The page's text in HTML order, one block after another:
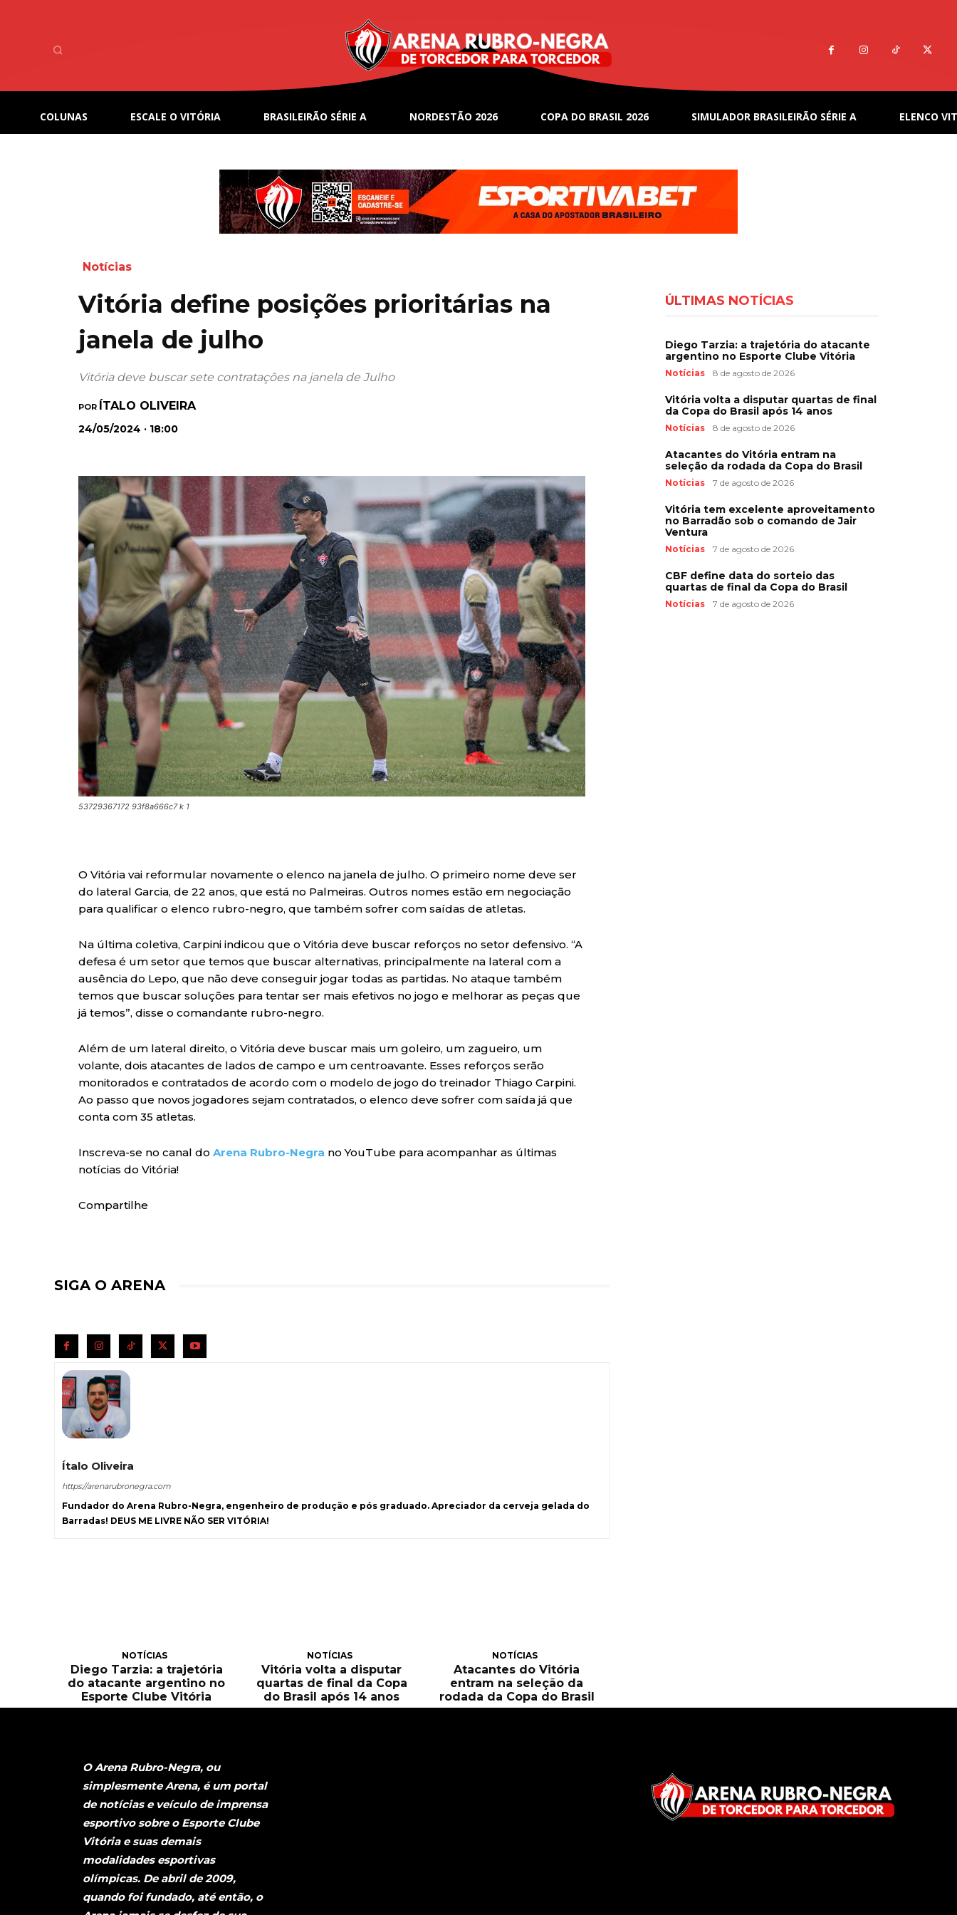
COLUNAS ESCALE O VITÓRIA BRASILEIRÃO SÉRIE A NORDESTÃO 2026 COPA DO BRASIL 2026 SIMULADOR BRASILEIRÃO SÉRIE A ELENCO
Notícias
Vitória define posições prioritárias na
janela de julho
Vitória deve buscar sete contratações na janela de Julho
POR ÍTALO OLIVEIRA
24/05/2024 · 18:00
53729367172 93f8a666c7 k 1
O Vitória vai reformular novamente o elenco na janela de julho. O primeiro nome deve ser
do lateral Garcia, de 22 anos, que está no Palmeiras. Outros nomes estão em negociação
para qualificar o elenco rubro-negro, que também sofrer com saídas de atletas.
Na última coletiva, Carpini indicou que o Vitória deve buscar reforços no setor defensivo. “A
defesa é um setor que temos que buscar alternativas, principalmente na lateral com a
ausência do Lepo, que não deve conseguir jogar todas as partidas. No ataque também
temos que buscar soluções para tentar ser mais efetivos no jogo e melhorar as peças que
já temos”, disse o comandante rubro-negro.
Além de um lateral direito, o Vitória deve buscar mais um goleiro, um zagueiro, um
volante, dois atacantes de lados de campo e um centroavante. Esses reforços serão
monitorados e contratados de acordo com o modelo de jogo do treinador Thiago Carpini.
Ao passo que novos jogadores sejam contratados, o elenco deve sofrer com saída já que
conta com 35 atletas.
Inscreva-se no canal do Arena Rubro-Negra no YouTube para acompanhar as últimas
notícias do Vitória!
Compartilhe
SIGA O ARENA
Ítalo Oliveira
https://arenarubronegra.com
Fundador do Arena Rubro-Negra, engenheiro de produção e pós graduado. Apreciador da cerveja gelada do
Barradas! DEUS ME LIVRE NÃO SER VITÓRIA!
NOTÍCIAS
Diego Tarzia: a trajetória
do atacante argentino no
Esporte Clube Vitória
NOTÍCIAS
Vitória volta a disputar
quartas de final da Copa
do Brasil após 14 anos
NOTÍCIAS
Atacantes do Vitória
entram na seleção da
rodada da Copa do Brasil
ÚLTIMAS NOTÍCIAS
Diego Tarzia: a trajetória do atacante
argentino no Esporte Clube Vitória
Notícias 8 de agosto de 2026
Vitória volta a disputar quartas de final
da Copa do Brasil após 14 anos
Notícias 8 de agosto de 2026
Atacantes do Vitória entram na
seleção da rodada da Copa do Brasil
Notícias 7 de agosto de 2026
Vitória tem excelente aproveitamento
no Barradão sob o comando de Jair
Ventura
Notícias 7 de agosto de 2026
CBF define data do sorteio das
quartas de final da Copa do Brasil
Notícias 7 de agosto de 2026
O Arena Rubro-Negra, ou
simplesmente Arena, é um portal
de notícias e veículo de imprensa
esportivo sobre o Esporte Clube
Vitória e suas demais
modalidades esportivas
olímpicas. De abril de 2009,
quando foi fundado, até então, o